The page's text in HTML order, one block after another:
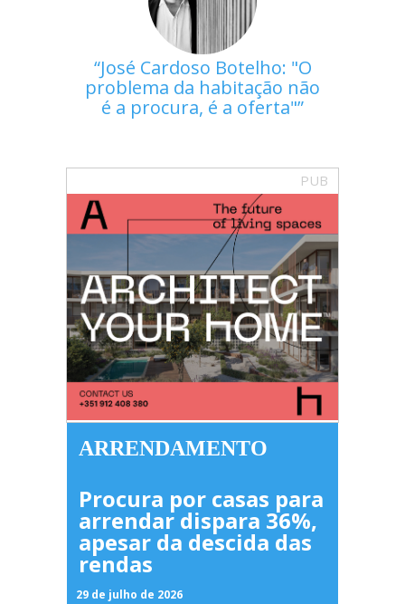
José Cardoso Botelho: "O
problema da habitação não
é a procura, é a oferta"
PUB
ARRENDAMENTO
Procura por casas para
arrendar dispara 36%,
apesar da descida das
rendas
29 de julho de 2026